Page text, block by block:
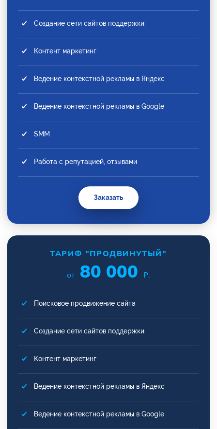
Создание сети сайтов поддержки
Контент маркетинг
Ведение контекстной рекламы в Яндекс
Ведение контекстной рекламы в Google
SMM
Работа с репутацией, отзывами
Заказать
ТАРИФ "ПРОДВИНУТЫЙ"
от 80 000 ₽.
Поисковое продвижение сайта
Создание сети сайтов поддержки
Контент маркетинг
Ведение контекстной рекламы в Яндекс
Ведение контекстной рекламы в Google